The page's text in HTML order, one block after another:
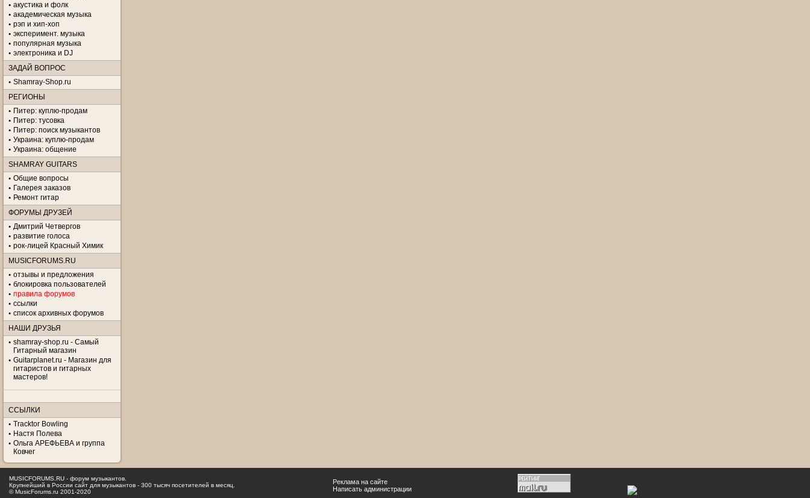
акустика и фолк
академическая музыка
рэп и хип-хоп
эксперимент. музыка
популярная музыка
электроника и DJ
ЗАДАЙ ВОПРОС
Shamray-Shop.ru
РЕГИОНЫ
Питер: куплю-продам
Питер: тусовка
Питер: поиск музыкантов
Украина: куплю-продам
Украина: общение
SHAMRAY GUITARS
Общие вопросы
Галерея заказов
Ремонт гитар
ФОРУМЫ ДРУЗЕЙ
Дмитрий Четвергов
развитие голоса
рок-лицей Красный Химик
MUSICFORUMS.RU
отзывы и предложения
блокировка пользователей
правила форумов
ссылки
список архивных форумов
НАШИ ДРУЗЬЯ
shamray-shop.ru - Самый
Гитарный магазин
Guitarplanet.ru - Магазин для
гитаристов и гитарных
мастеров!
ССЫЛКИ
Tracktor Bowling
Настя Полева
Ольга АРЕФЬЕВА и группа
Ковчег
MUSICFORUMS.RU - форум музыкантов.
Крупнейший в России сайт для музыкантов - 300 тысяч посетителей в месяц.
© MusicForums.ru 2001-2020
Реклама на сайте
Написать администрации